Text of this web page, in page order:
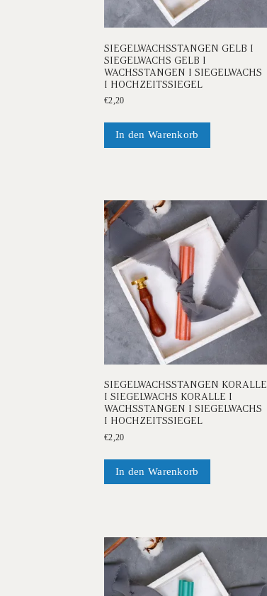
SIEGELWACHSSTANGEN GELB I
SIEGELWACHS GELB I
WACHSSTANGEN I SIEGELWACHS
I HOCHZEITSSIEGEL
€2,20
In den Warenkorb
SIEGELWACHSSTANGEN KORALLE
I SIEGELWACHS KORALLE I
WACHSSTANGEN I SIEGELWACHS
I HOCHZEITSSIEGEL
€2,20
In den Warenkorb